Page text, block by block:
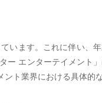
います。これに伴い、
ー エンターテイメント
ト業界における具体的